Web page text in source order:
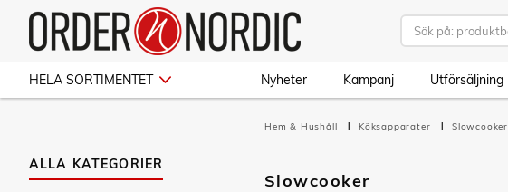
HELA SORTIMENTET Nyheter Kampanj Utförsäljning
ALLA KATEGORIER
Hem & Hushåll Köksapparater Slowcooker
Slowcooker